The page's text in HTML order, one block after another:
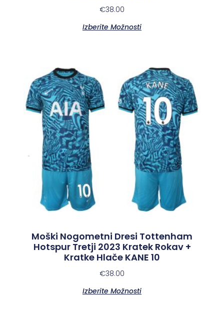
€38.00
Izberite Možnosti
Moški Nogometni Dresi Tottenham
Hotspur Tretji 2023 Kratek Rokav +
Kratke Hlače KANE 10
€38.00
Izberite Možnosti